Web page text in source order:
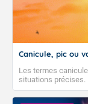
Canicule, pic ou
Les termes
situations précises.
climatologiques
peuvent avoir des